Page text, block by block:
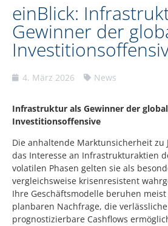
einBlick:
Gewinner der
4. März 2026 News
Infrastruktur als Gewinner der
Investitionsoffensive
Die anhaltende Marktunsicherheit zu
das Interesse an Infrastrukturaktien
volatilen Phasen gelten sie als
vergleichsweise krisenresistent
Ihre Geschäftsmodelle beruhen
planbaren Nachfrage, die
prognostizierbare Cashflows